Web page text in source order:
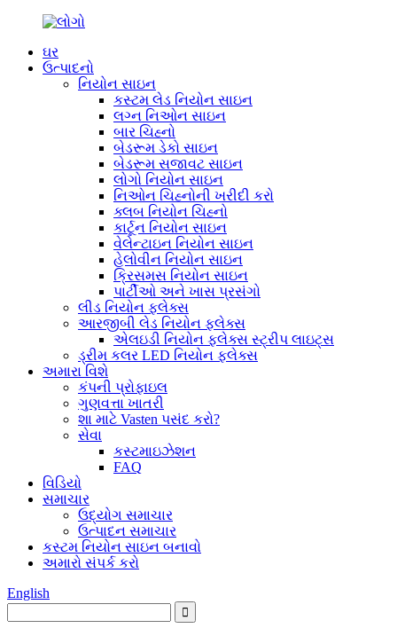
ઘર
ઉત્પાદનો
નિયોન સાઇન
કસ્ટમ લેડ નિયોન સાઇન
લગ્ન નિઓન સાઇન
બાર ચિહ્નો
બેડરૂમ ડેકો સાઇન
બેડરૂમ સજાવટ સાઇન
લોગો નિયોન સાઇન
નિઓન ચિહ્નોની ખરીદી કરો
ક્લબ નિયોન ચિહ્નો
કાર્ટૂન નિયોન સાઇન
વેલેન્ટાઇન નિયોન સાઇન
હેલોવીન નિયોન સાઇન
ક્રિસમસ નિયોન સાઇન
પાર્ટીઓ અને ખાસ પ્રસંગો
લીડ નિયોન ફ્લેક્સ
આરજીબી લેડ નિયોન ફ્લેક્સ
એલઇડી નિયોન ફ્લેક્સ સ્ટ્રીપ લાઇટ્સ
ડ્રીમ કલર LED નિયોન ફ્લેક્સ
અમારા વિશે
કંપની પ્રોફાઇલ
ગુણવત્તા ખાતરી
શા માટે Vasten પસંદ કરો?
સેવા
કસ્ટમાઇઝેશન
FAQ
વિડિયો
સમાચાર
ઉદ્યોગ સમાચાર
ઉત્પાદન સમાચાર
કસ્ટમ નિયોન સાઇન બનાવો
અમારો સંપર્ક કરો
English